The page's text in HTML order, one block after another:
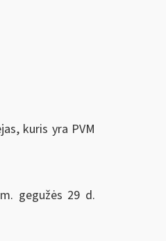
kuris yra PVM
gegužės 29 d.